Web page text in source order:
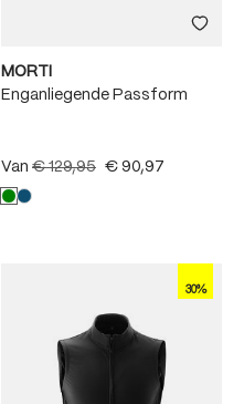
MORTI
Enganliegende Passform
Van € 129,95 € 90,97
30%